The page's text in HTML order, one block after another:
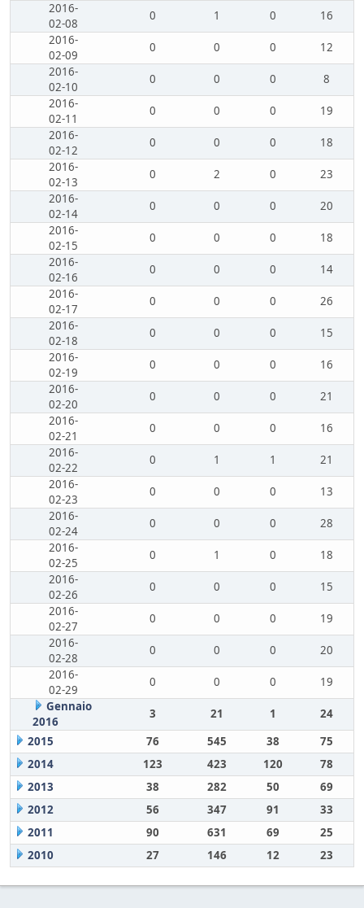
2016-
02-08
0 1 0
16
2016-
02-09
0 0 0
12
2016-
02-10
0 0 0
8
2016-
02-11
0 0 0
19
2016-
02-12
0 0 0
18
2016-
02-13
0 2 0
23
2016-
02-14
0 0 0
20
2016-
02-15
0 0 0
18
2016-
02-16
0 0 0
14
2016-
02-17
0 0 0
26
2016-
02-18
0 0 0
15
2016-
02-19
0 0 0
16
2016-
02-20
0 0 0
21
2016-
02-21
0 0 0
16
2016-
02-22
0 1 1
21
2016-
02-23
0 0 0
13
2016-
02-24
0 0 0
28
2016-
02-25
0 1 0
18
2016-
02-26
0 0 0
15
2016-
02-27
0 0 0
19
2016-
02-28
0 0 0
20
2016-
02-29
0 0 0
19
Gennaio
2016
3 21 1
24
2015
76 545 38
75
2014
123 423 120
78
2013
38 282 50
69
2012
56 347 91
33
2011
90 631 69
25
2010
27 146 12 23